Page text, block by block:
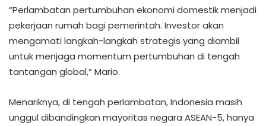
“Perlambatan pertumbuhan ekonomi domestik menjadi
pekerjaan rumah bagi pemerintah. Investor akan
mengamati langkah-langkah strategis yang diambil
untuk menjaga momentum pertumbuhan di tengah
tantangan global,” Mario.
Menariknya, di tengah perlambatan, Indonesia masih
unggul dibandingkan mayoritas negara ASEAN-5, hanya